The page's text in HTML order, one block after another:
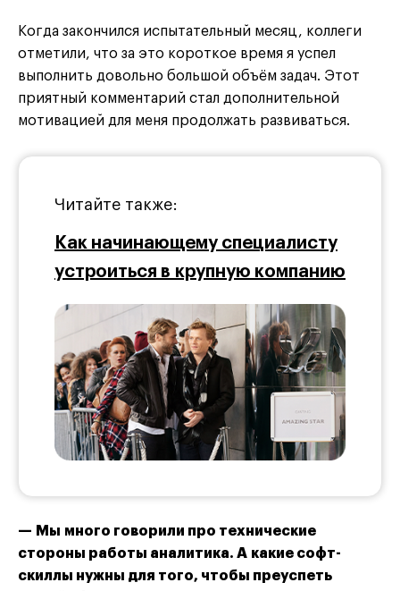
Когда закончился испытательный месяц, коллеги
отметили, что за это короткое время я успел
выполнить довольно большой объём задач. Этот
приятный комментарий стал дополнительной
мотивацией для меня продолжать развиваться.
Читайте также:
Как начинающему специалисту
устроиться в крупную компанию
— Мы много говорили про технические
стороны работы аналитика. А какие софт-
скиллы нужны для того, чтобы преуспеть